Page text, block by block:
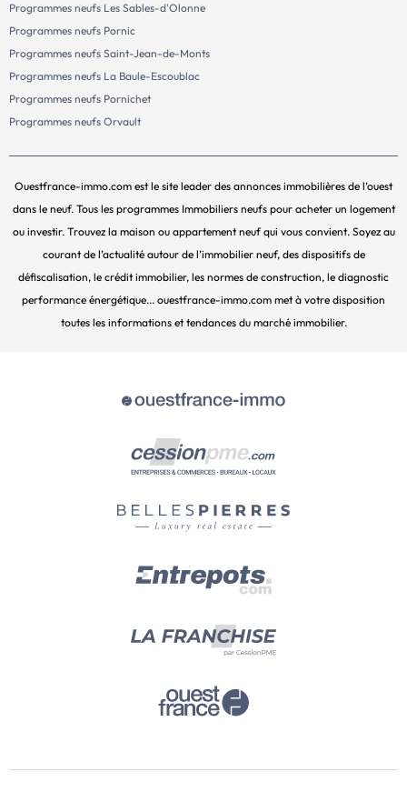
Programmes neufs Les Sables-d'Olonne
Programmes neufs Pornic
Programmes neufs Saint-Jean-de-Monts
Programmes neufs La Baule-Escoublac
Programmes neufs Pornichet
Programmes neufs Orvault
Ouestfrance-immo.com est le site leader des annonces immobilières de l’ouest
dans le neuf. Tous les programmes Immobiliers neufs pour acheter un logement
ou investir. Trouvez la maison ou appartement neuf qui vous convient. Soyez au
courant de l’actualité autour de l’immobilier neuf, des dispositifs de
défiscalisation, le crédit immobilier, les normes de construction, le diagnostic
performance énergétique... ouestfrance-immo.com met à votre disposition
toutes les informations et tendances du marché immobilier.